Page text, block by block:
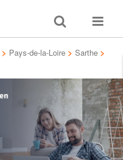
Toggle
search
Toggle
> Pays-de-la-Loire > Sarthe >